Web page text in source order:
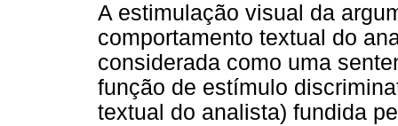
A estimulação visual da
comportamento textual do
considerada como uma
função de estímulo
textual do analista) fundida